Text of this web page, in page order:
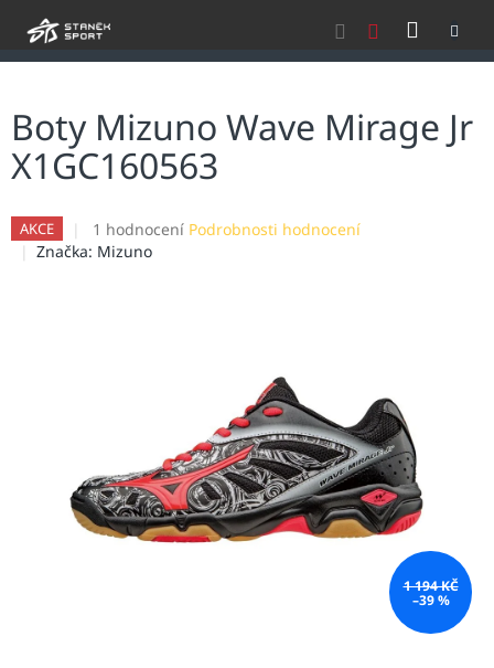
Boty Mizuno Wave Mirage Jr
X1GC160563
AKCE
Průměrné
hodnocení
1 hodnocení Podrobnosti hodnocení
Značka: Mizuno
1 194 KČ
–39 %